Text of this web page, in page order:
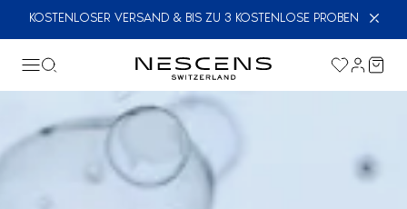
KOSTENLOSER VERSAND & BIS ZU 3 KOSTENLOSE PROBEN